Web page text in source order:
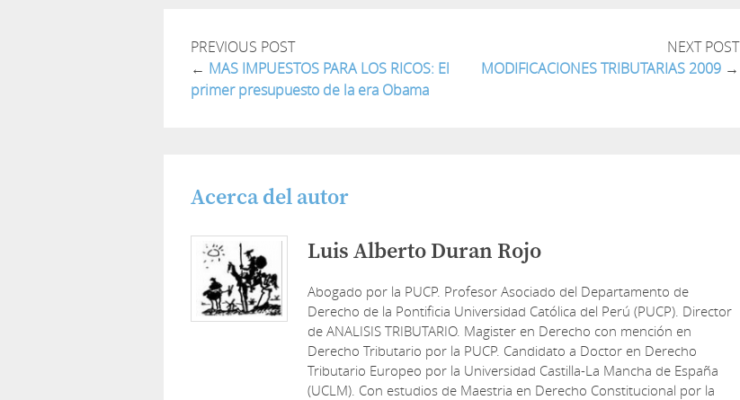
PREVIOUS POST
← MAS IMPUESTOS PARA LOS RICOS: El
primer presupuesto de la era Obama
NEXT POST
MODIFICACIONES TRIBUTARIAS 2009 →
Acerca del autor
Luis Alberto Duran Rojo
Abogado por la PUCP. Profesor Asociado del Departamento de
Derecho de la Pontificia Universidad Católica del Perú (PUCP). Director
de ANALISIS TRIBUTARIO. Magister en Derecho con mención en
Derecho Tributario por la PUCP. Candidato a Doctor en Derecho
Tributario Europeo por la Universidad Castilla-La Mancha de España
(UCLM). Con estudios de Maestria en Derecho Constitucional por la